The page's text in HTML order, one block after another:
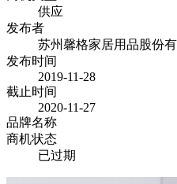
供应
发布者
苏州馨格家居用品股份
发布时间
2019-11-28
截止时间
2020-11-27
品牌名称
商机状态
已过期